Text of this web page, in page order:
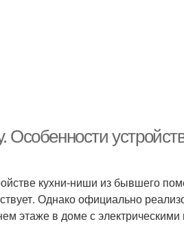
Особенности
кухни-ниши из бывшего
Однако официально
этаже в доме с электрическими